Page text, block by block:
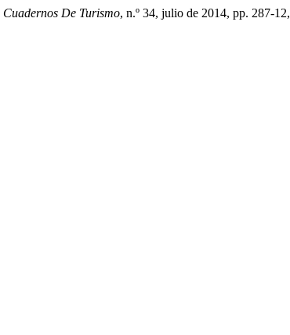
Cuadernos De Turismo, n.º 34, julio de 2014, pp. 287-12,